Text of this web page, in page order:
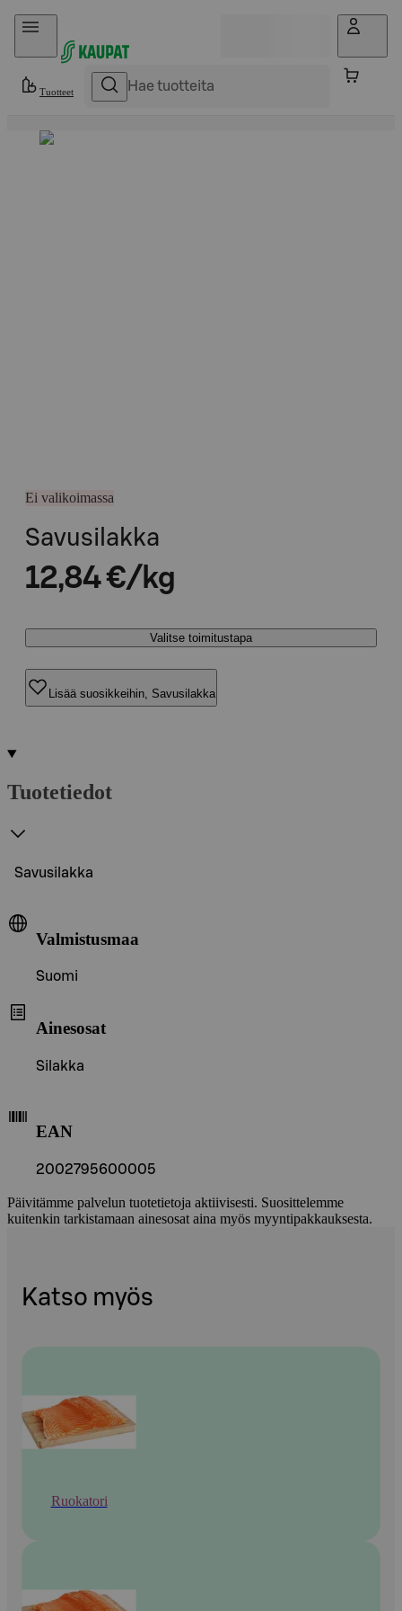
Hyppää sisältöön
Tuotteet
Ei valikoimassa
Savusilakka
12,84 €/kg
Valitse toimitustapa
Lisää suosikkeihin, Savusilakka
Tuotetiedot
Savusilakka
Valmistusmaa
Suomi
Ainesosat
Silakka
EAN
2002795600005
Päivitämme palvelun tuotetietoja aktiivisesti. Suosittelemme
kuitenkin tarkistamaan ainesosat aina myös myyntipakkauksesta.
Katso myös
Ruokatori